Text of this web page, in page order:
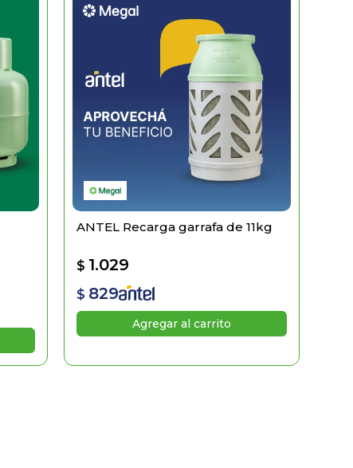
ANTEL Recarga garrafa de 11kg
$ 1.029
$ 829